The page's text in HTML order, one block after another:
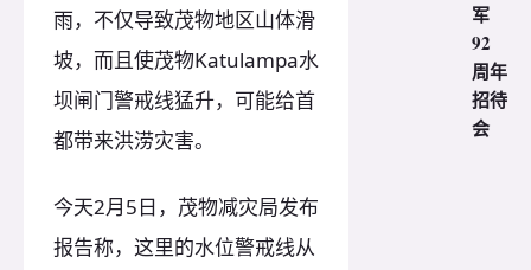
雨，不仅导致茂物地区山体滑
坡，而且使茂物Katulampa水
坝闸门警戒线猛升，可能给首
都带来洪涝灾害。
今天2月5日，茂物减灾局发布
报告称，这里的水位警戒线从
军
92
周年
招待
会